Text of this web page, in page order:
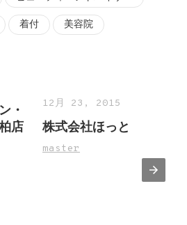
着付 美容院
・
店
12月 23, 2015
株式会社ほっと
master